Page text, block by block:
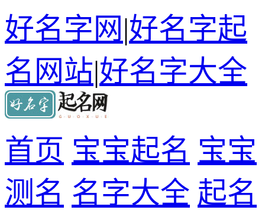
好名字网|好名字起
名网站|好名字大全
首页 宝宝起名 宝宝
测名 名字大全 起名